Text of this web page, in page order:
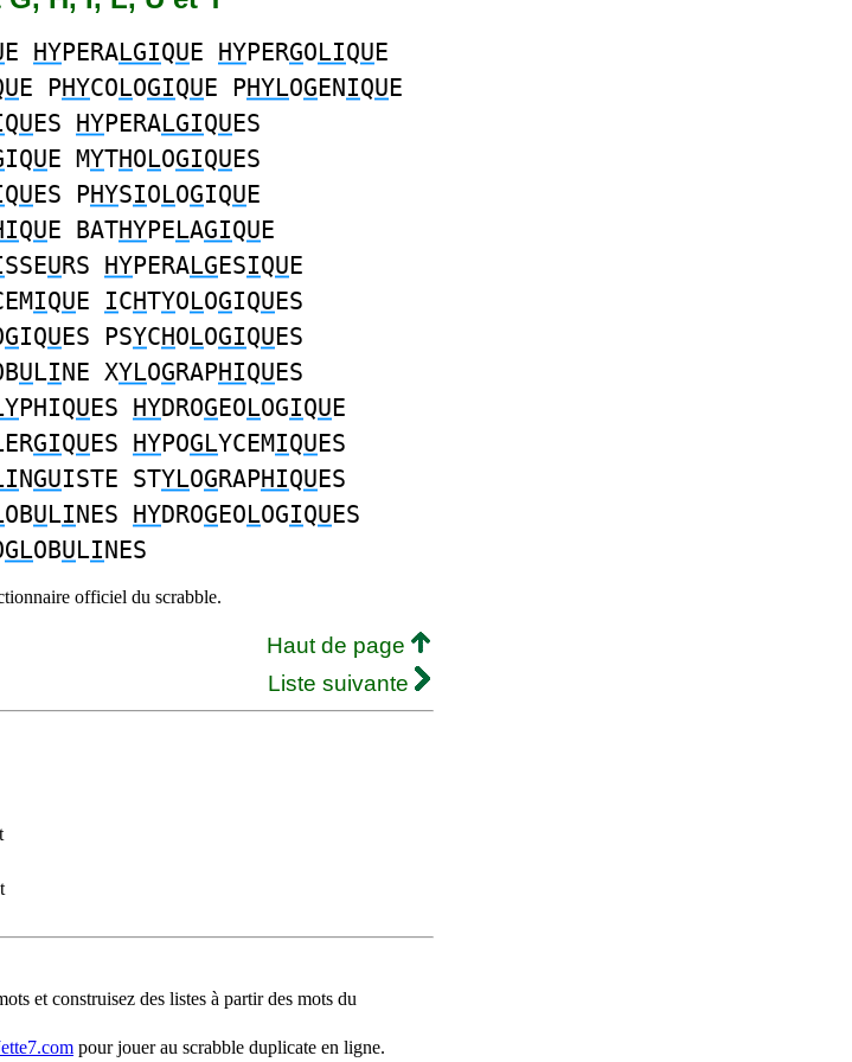
E HYPERALGIQUE HYPERGOLIQUE
UE PHYCOLOGIQUE PHYLOGENIQUE
QUES HYPERALGIQUES
IQUE MYTHOLOGIQUES
QUES PHYSIOLOGIQUE
QUE BATHYPELAGIQUE
SSEURS HYPERALGESIQUE
IQUE ICHTYOLOGIQUES
GIQUES PSYCHOLOGIQUES
ULINE XYLOGRAPHIQUES
PHIQUES HYDROGEOLOGIQUE
GIQUES HYPOGLYCEMIQUES
NGUISTE STYLOGRAPHIQUES
OBULINES HYDROGEOLOGIQUES
GLOBULINES
officiel du scrabble.
Haut de page
Liste suivante
et construisez des listes à partir des mots du
pour jouer au scrabble duplicate en ligne.